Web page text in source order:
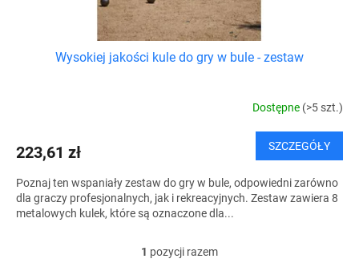
Wysokiej jakości kule do gry w bule - zestaw
Dostępne (>5 szt.)
223,61 zł SZCZEGÓŁY
Poznaj ten wspaniały zestaw do gry w bule, odpowiedni zarówno
dla graczy profesjonalnych, jak i rekreacyjnych. Zestaw zawiera 8
metalowych kulek, które są oznaczone dla...
K
1 pozycji razem